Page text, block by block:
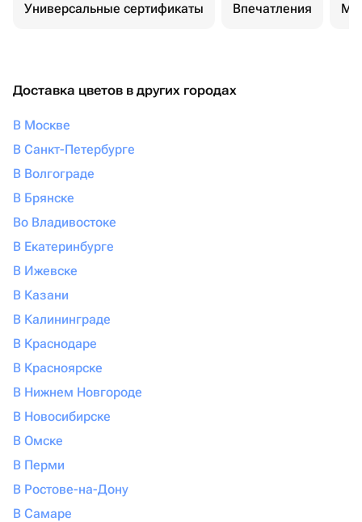
Универсальные сертификаты Впечатления
Доставка цветов в других городах
В Москве
В Санкт-Петербурге
В Волгограде
В Брянске
Во Владивостоке
В Екатеринбурге
В Ижевске
В Казани
В Калининграде
В Краснодаре
В Красноярске
В Нижнем Новгороде
В Новосибирске
В Омске
В Перми
В Ростове-на-Дону
В Самаре